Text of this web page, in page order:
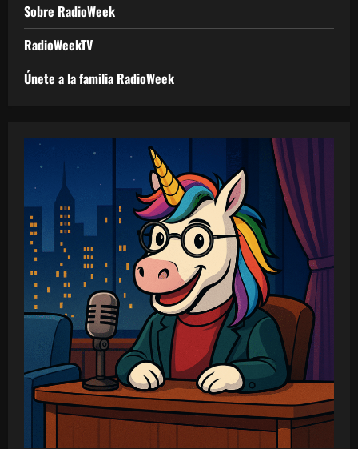
Sobre RadioWeek
RadioWeekTV
Únete a la familia RadioWeek